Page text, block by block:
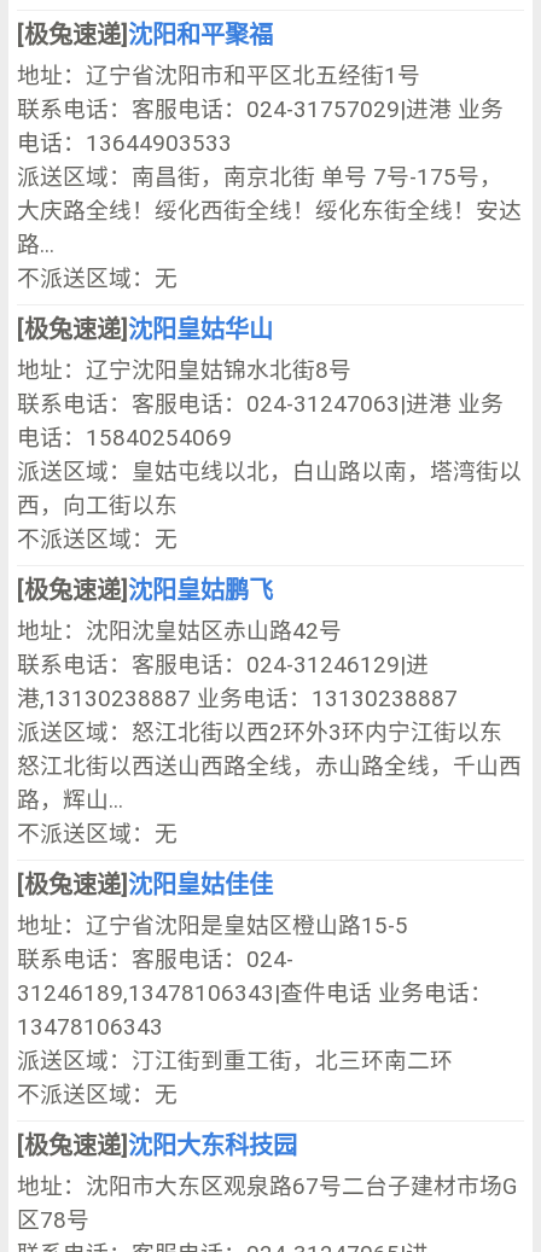
[极兔速递] 沈阳和平聚福
地址：辽宁省沈阳市和平区北五经街1号
联系电话：客服电话：024-31757029|进港 业务
电话：13644903533
派送区域：南昌街，南京北街 单号 7号-175号，
大庆路全线！绥化西街全线！绥化东街全线！安达
路...
不派送区域：无
[极兔速递] 沈阳皇姑华山
地址：辽宁沈阳皇姑锦水北街8号
联系电话：客服电话：024-31247063|进港 业务
电话：15840254069
派送区域：皇姑屯线以北，白山路以南，塔湾街以
西，向工街以东
不派送区域：无
[极兔速递] 沈阳皇姑鹏飞
地址：沈阳沈皇姑区赤山路42号
联系电话：客服电话：024-31246129|进
港,13130238887 业务电话：13130238887
派送区域：怒江北街以西2环外3环内宁江街以东
怒江北街以西送山西路全线，赤山路全线，千山西
路，辉山...
不派送区域：无
[极兔速递] 沈阳皇姑佳佳
地址：辽宁省沈阳是皇姑区橙山路15-5
联系电话：客服电话：024-
31246189,13478106343|查件电话 业务电话：
13478106343
派送区域：汀江街到重工街，北三环南二环
不派送区域：无
[极兔速递] 沈阳大东科技园
地址：沈阳市大东区观泉路67号二台子建材市场G
区78号